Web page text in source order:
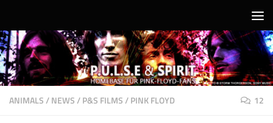
ANIMALS/NEWS/P&S FILMS/PINK FLOYD 12